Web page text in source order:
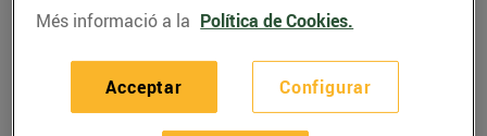
Més informació a la Política de Cookies.
Configurar
Acceptar